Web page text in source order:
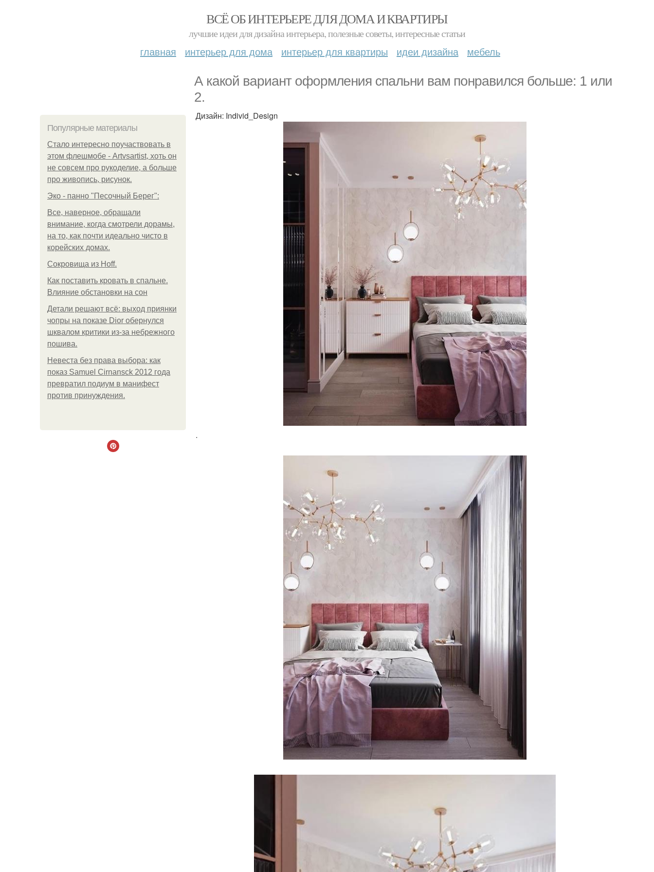
ВСЁ ОБ ИНТЕРЬЕРЕ ДЛЯ ДОМА И КВАРТИРЫ
лучшие идеи для дизайна интерьера, полезные советы, интересные статьи
главная интерьер для дома интерьер для квартиры идеи дизайна мебель
А какой вариант оформления спальни вам понравился больше: 1 или
2.
Популярные материалы
Стало интересно поучаствовать в
этом флешмобе - Artvsartist, хоть он
не совсем про рукоделие, а больше
про живопись, рисунок.
Эко - панно "Песочный Берег":
Все, наверное, обращали
внимание, когда смотрели дорамы,
на то, как почти идеально чисто в
корейских домах.
Сокровища из Hoff.
Как поставить кровать в спальне.
Влияние обстановки на сон
Детали решают всё: выход приянки
чопры на показе Dior обернулся
шквалом критики из-за небрежного
пошива.
Невеста без права выбора: как
показ Samuel Cirnansck 2012 года
превратил подиум в манифест
против принуждения.
Дизайн: Individ_Design
.